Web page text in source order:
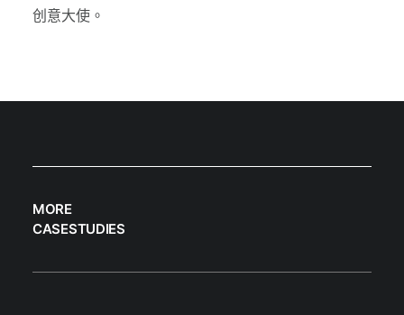
创意大使。
MORE
CASESTUDIES